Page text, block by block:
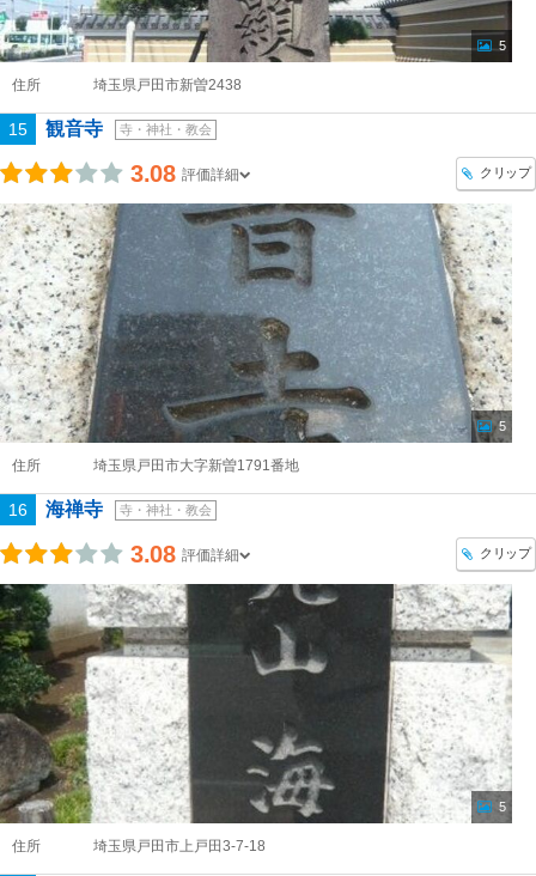
5
住所 埼玉県戸田市新曽2438
15 観音寺 寺・神社・教会
3.08 評価詳細 クリップ
5
住所 埼玉県戸田市大字新曽1791番地
16 海禅寺 寺・神社・教会
3.08 評価詳細 クリップ
5
住所 埼玉県戸田市上戸田3-7-18